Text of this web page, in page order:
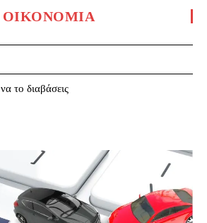
ΟΙΚΟΝΟΜΊΑ
να το διαβάσεις